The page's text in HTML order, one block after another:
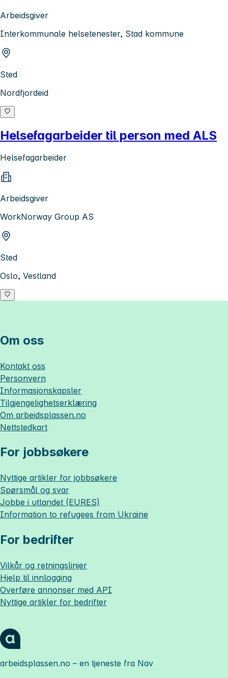
Arbeidsgiver
Interkommunale helsetenester, Stad kommune
Sted
Nordfjordeid
Helsefagarbeider til person med ALS
Helsefagarbeider
Arbeidsgiver
WorkNorway Group AS
Sted
Oslo, Vestland
Om oss
Kontakt oss
Personvern
Informasjonskapsler
Tilgjengelighetserklæring
Om arbeidsplassen.no
Nettstedkart
For jobbsøkere
Nyttige artikler for jobbsøkere
Spørsmål og svar
Jobbe i utlandet (EURES)
Information to refugees from Ukraine
For bedrifter
Vilkår og retningslinjer
Hjelp til innlogging
Overføre annonser med API
Nyttige artikler for bedrifter
arbeidsplassen.no – en tjeneste fra Nav